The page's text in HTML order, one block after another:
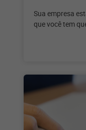
Sua empresa
que você tem